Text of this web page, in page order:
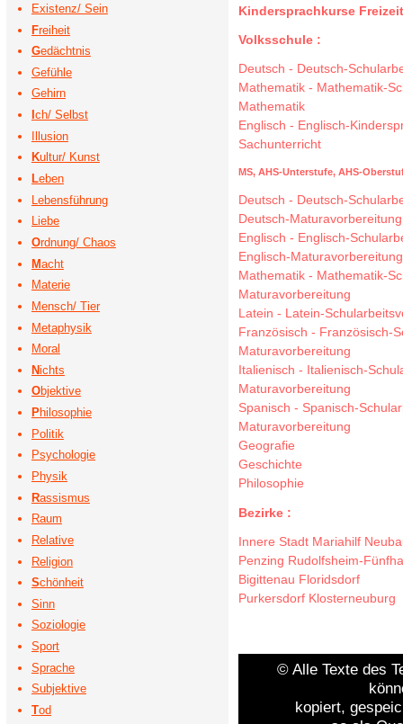
Existenz/ Sein
Freiheit
Gedächtnis
Gefühle
Gehirn
ch/ Selbst
Illusion
Kultur/ Kunst
Leben
Lebensführung
Liebe
Ordnung/ Chaos
Macht
Materie
Mensch/ Tier
Metaphysik
Moral
Nichts
Objektive
Philosophie
Politik
Psychologie
Physik
Rassismus
Raum
Relative
Religion
Schönheit
Sinn
Soziologie
Sport
Sprache
Subjektive
Tod
Kindersprachkurse
Volksschule :
Deutsch - Deutsch-
Mathematik - Mathematik-
Mathematik
Englisch - Englisch-
Sachunterricht
MS, AHS-Unterstufe, AHS-
Deutsch - Deutsch-
Deutsch-Maturavorbereitung
Englisch - Englisch-
Englisch-Maturavorbereitung
Mathematik - Mathematik-
Maturavorbereitung
Latein - Latein-
Französisch - Französisch-
Maturavorbereitung
Italienisch - Italienisch-
Maturavorbereitung
Spanisch - Spanisch-
Maturavorbereitung
Geografie
Geschichte
Philosophie
Bezirke :
Innere Stadt Mariahilf
Penzing Rudolfsheim-
Bigittenau Floridsdorf
Purkersdorf Klosterneuburg
© Alle Texte des
kopiert,